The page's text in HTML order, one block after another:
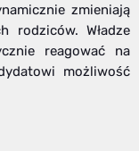
zmieniają
rodziców. Władze
reagować na
możliwość